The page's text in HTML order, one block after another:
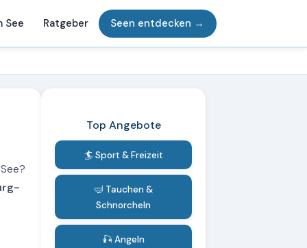
See Ratgeber Seen entdecken →
Top Angebote
🏄 Sport & Freizeit
🤿 Tauchen &
Schnorcheln
🎣 Angeln